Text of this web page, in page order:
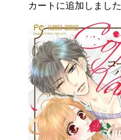
カートに追加しました